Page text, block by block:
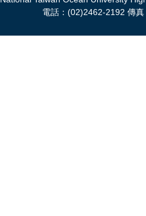
電話：(02)2462-2192 傳